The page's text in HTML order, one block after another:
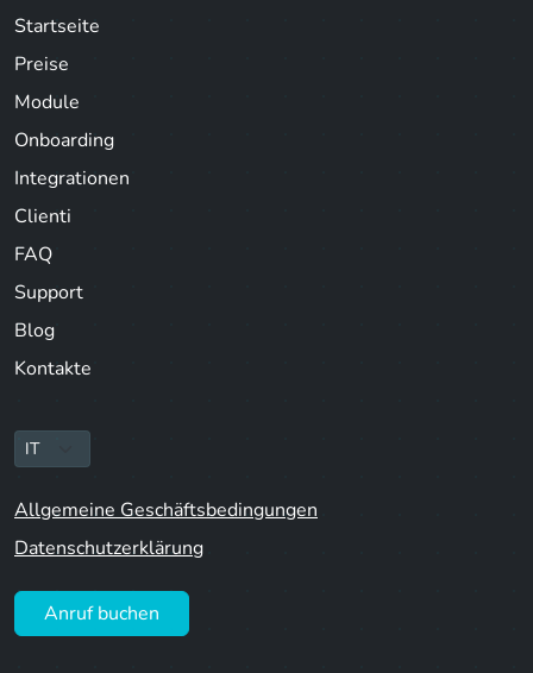
Startseite
Preise
Module
Onboarding
Integrationen
Clienti
FAQ
Support
Blog
Kontakte
Allgemeine Geschäftsbedingungen
Datenschutzerklärung
Anruf buchen